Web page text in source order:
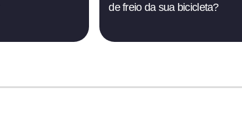
de freio da sua bicicleta?